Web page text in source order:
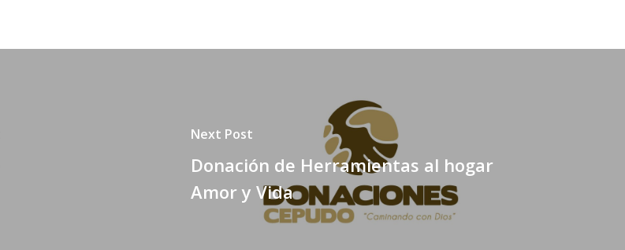
Next Post
Donación de Herramientas al hogar
Amor y Vida